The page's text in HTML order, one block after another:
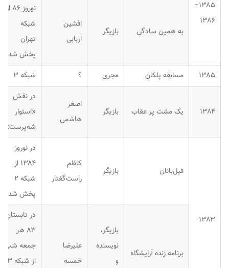
۱۳۸۵–
۱۳۸۶
به همین سادگی
بازیگر
افشین
اربابی
نوروز ۸۶ از
شبکه
تهران
پخش شد.
۱۳۸۵
مسابقه پلکان مجری ؟ شبکه ۳
۱۳۸۴ یک مشت پر عقاب بازیگر
اصغر
هاشمی
در نقش
«استوار
شه‌پرست»
۱۳۸۳
فیل‌بانان بازیگر
کاظم
راست‌گفتار
در نوروز
۱۳۸۴ از
شبکه ۲
پخش شد.
برنامه زنده آرایشگاه
بازیگر،
نویسنده
و
علیرضا
خمسه
در تابستان
۸۳ هر
جمعه شب
از شبکه ۳